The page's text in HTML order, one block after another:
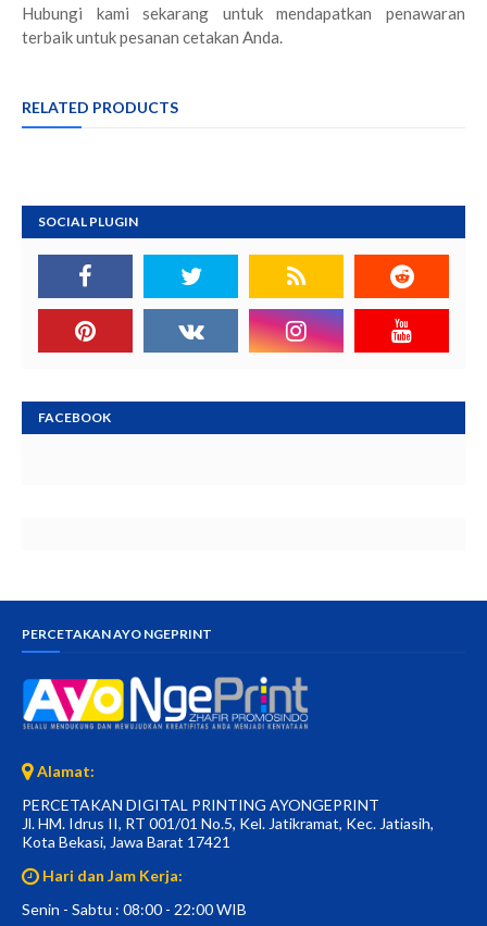
Hubungi kami sekarang untuk mendapatkan penawaran
terbaik untuk pesanan cetakan Anda.
RELATED PRODUCTS
SOCIAL PLUGIN
FACEBOOK
PERCETAKAN AYO NGEPRINT
Alamat:
PERCETAKAN DIGITAL PRINTING AYONGEPRINT
Jl. HM. Idrus II, RT 001/01 No.5, Kel. Jatikramat, Kec. Jatiasih,
Kota Bekasi, Jawa Barat 17421
Hari dan Jam Kerja:
Senin - Sabtu : 08:00 - 22:00 WIB